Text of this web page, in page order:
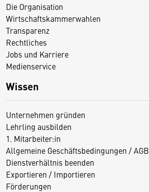
Die Organisation
Wirtschaftskammerwahlen
Transparenz
Rechtliches
Jobs und Karriere
Medienservice
Wissen
Unternehmen gründen
Lehrling ausbilden
1. Mitarbeiter:in
Allgemeine Geschäftsbedingungen / AGB
Dienstverhältnis beenden
Exportieren / Importieren
Förderungen